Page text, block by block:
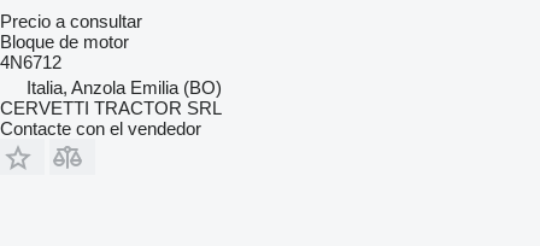
Precio a consultar
Bloque de motor
4N6712
Italia, Anzola Emilia (BO)
CERVETTI TRACTOR SRL
Contacte con el vendedor